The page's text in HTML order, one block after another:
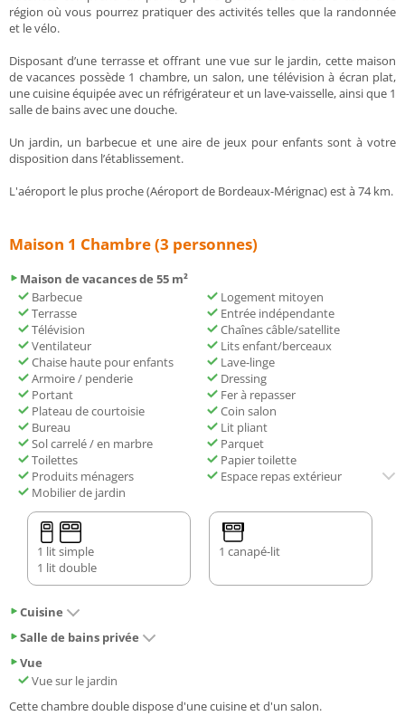
région où vous pourrez pratiquer des activités telles que la randonnée
et le vélo.
Disposant d’une terrasse et offrant une vue sur le jardin, cette maison
de vacances possède 1 chambre, un salon, une télévision à écran plat,
une cuisine équipée avec un réfrigérateur et un lave-vaisselle, ainsi que 1
salle de bains avec une douche.
Un jardin, un barbecue et une aire de jeux pour enfants sont à votre
disposition dans l’établissement.
L'aéroport le plus proche (Aéroport de Bordeaux-Mérignac) est à 74 km.
Maison 1 Chambre (3 personnes)
Maison de vacances de 55 m²
Barbecue
Logement mitoyen
Terrasse
Entrée indépendante
Télévision
Chaînes câble/satellite
Ventilateur
Lits enfant/berceaux
Chaise haute pour enfants
Lave-linge
Armoire / penderie
Dressing
Portant
Fer à repasser
Plateau de courtoisie
Coin salon
Bureau
Lit pliant
Sol carrelé / en marbre
Parquet
Toilettes
Papier toilette
Produits ménagers
Espace repas extérieur
Mobilier de jardin
1 lit simple
1 lit double
1 canapé-lit
Cuisine
Salle de bains privée
Vue
Vue sur le jardin
Cette chambre double dispose d'une cuisine et d'un salon.